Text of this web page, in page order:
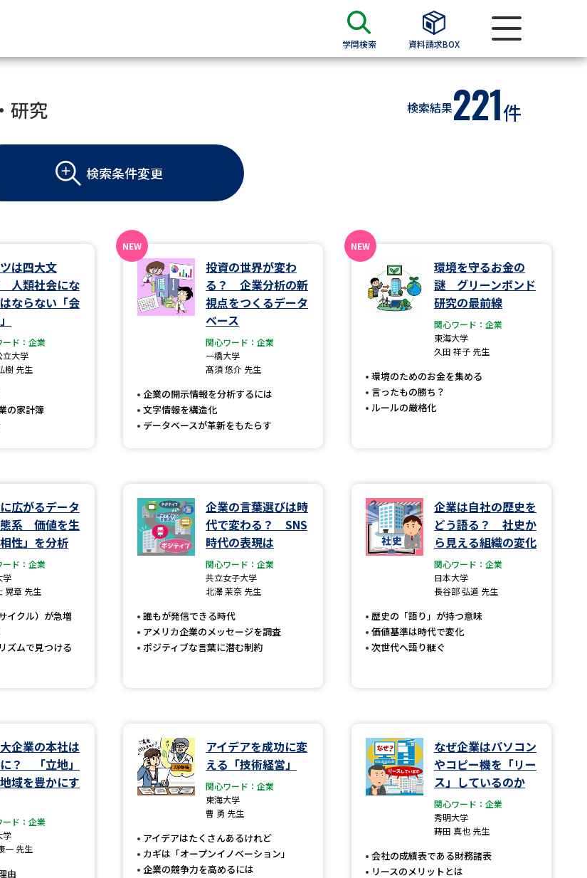
学問検索 資料請求BOX
資料検索
大学・短大の資料種類から請求
大学パンフ
学部・学科パンフ
総合型選抜・学校推薦型選抜 募集要項＆願書
大学・短大以外の資料から請求
専門学校の資料請求 大学院の資料請求
留学・進学関連、塾・予備校
大学入学共通テスト「受験案内」の請求
大学入学共通テスト「受験上の配慮案内」の請求
高等学校卒業程度認定試験
小学校教員資格認定試験
高等学校（情報）教員資格認定試験
大学で学べる内容や特徴を調べる
新増設大学・学部・学科特集
国際・グローバルに強い大学特集
奨学金・特待生制度特集
新学年スタート号特集ページ（高3生用）
新学年スタート号特集ページ（高2生用）
SELFBRAND特集ページ
来場型・Web型イベント特集
夢ナビライブ
受験準備 資料検索
志望校・出願校を調べる
研究 検索結果221件
検索条件変更
は四大文
人類社会にな
ならない「会
ード：企業
立大学
樹 先生
の家計簿
投資の世界が変わ
る？ 企業分析の新
視点をつくるデータ
ベース
関心ワード：企業
一橋大学
髙須 悠介 先生
企業の開示情報を分析するには
文字情報を構造化
データベースが革新をもたらす
環境を守るお金の
謎 グリーンボンド
研究の最前線
関心ワード：企業
東海大学
久田 祥子 先生
環境のためのお金を集める
言ったもの勝ち？
ルールの厳格化
広がるデータ
系 価値を生
性」を分析
ード：企業
学
晃章 先生
イクル）が急増
ズムで見つける
企業の言葉選びは時
代で変わる？ SNS
時代の表現は
関心ワード：企業
共立女子大学
北澤 茉奈 先生
誰もが発信できる時代
アメリカ企業のメッセージを調査
ポジティブな言葉に潜む制約
企業は自社の歴史を
どう語る？ 社史か
ら見える組織の変化
関心ワード：企業
日本大学
長谷部 弘道 先生
歴史の「語り」が持つ意味
価値基準は時代で変化
次世代へ語り継ぐ
企業の本社は
？ 「立地」
域を豊かにす
ード：企業
学
一 先生
由
アイデアを成功に変
える「技術経営」
関心ワード：企業
東海大学
曹 勇 先生
アイデアはたくさんあるけれど
カギは「オープンイノベーション」
企業の競争力を高めるには
なぜ企業はパソコン
やコピー機を「リー
ス」しているのか
関心ワード：企業
秀明大学
蒔田 真也 先生
会社の成績表である財務諸表
リースのメリットとは